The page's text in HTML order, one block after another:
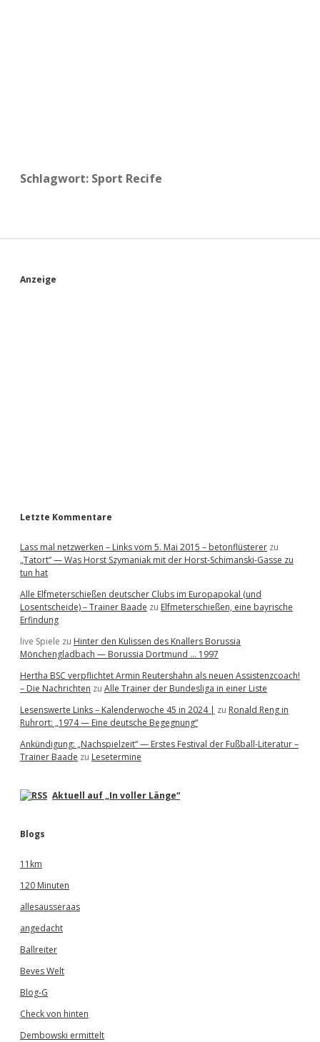
Schlagwort: Sport Recife
S
Anzeige
Letzte Kommentare
Lass mal netzwerken – Links vom 5. Mai 2015 – betonflüsterer zu
„Tatort“ — Was Horst Szymaniak mit der Horst-Schimanski-Gasse zu
tun hat
Alle Elfmeterschießen deutscher Clubs im Europapokal (und
Losentscheide) – Trainer Baade zu Elfmeterschießen, eine bayrische
Erfindung
live Spiele zu Hinter den Kulissen des Knallers Borussia
Mönchengladbach — Borussia Dortmund … 1997
Hertha BSC verpflichtet Armin Reutershahn als neuen Assistenzcoach!
– Die Nachrichten zu Alle Trainer der Bundesliga in einer Liste
Lesenswerte Links – Kalenderwoche 45 in 2024 | zu Ronald Reng in
Ruhrort: „1974 — Eine deutsche Begegnung“
Ankündigung: „Nachspielzeit“ — Erstes Festival der Fußball-Literatur –
Trainer Baade zu Lesetermine
Aktuell auf „In voller Länge“
Blogs
11km
120 Minuten
allesausseraas
angedacht
Ballreiter
Beves Welt
Blog-G
Check von hinten
Dembowski ermittelt